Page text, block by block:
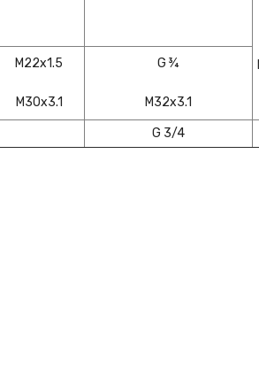
M22x1.5
M30x3.1
G ¾
M32x3.1
G 3/4